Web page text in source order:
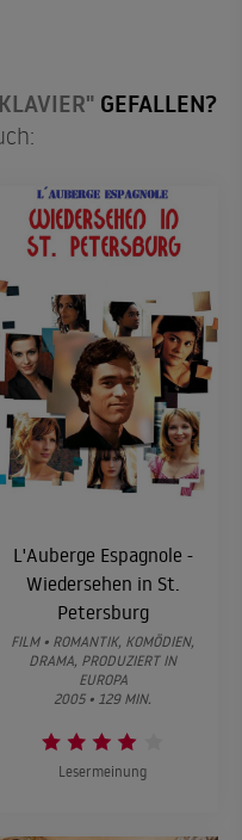
GEFALLEN?
L'Auberge Espagnole -
Wiedersehen in St.
Petersburg
FILM • ROMANTIK, KOMÖDIEN,
DRAMA, PRODUZIERT IN
EUROPA
2005 • 129 MIN.
Lesermeinung